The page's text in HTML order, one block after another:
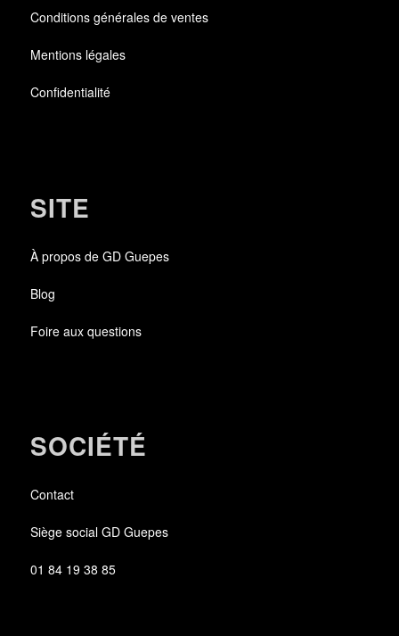
Conditions générales de ventes
Mentions légales
Confidentialité
SITE
À propos de GD Guepes
Blog
Foire aux questions
SOCIÉTÉ
Contact
Siège social GD Guepes
01 84 19 38 85